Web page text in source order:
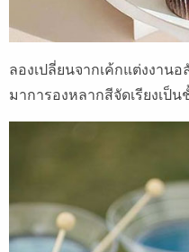
ลองเปลี่ยนจากเค้กแต่งงาน
มาการองหลากสีจัดเรียงเป็